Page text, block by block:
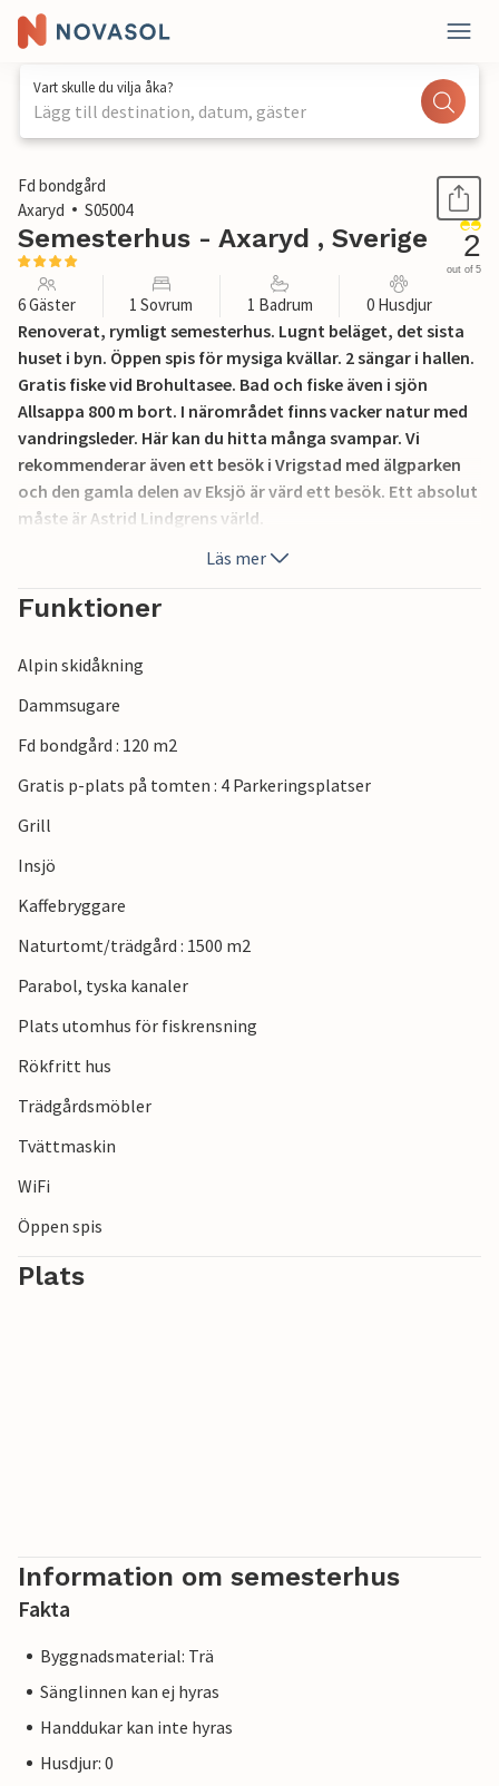
Vart skulle du vilja åka?
Lägg till destination, datum, gäster
1 / 21
Fd bondgård
Axaryd
S05004
Semesterhus - Axaryd , Sverige 2
out of 5
6 Gäster 1 Sovrum 1 Badrum 0 Husdjur
Renoverat, rymligt semesterhus. Lugnt beläget, det sista
huset i byn. Öppen spis för mysiga kvällar. 2 sängar i hallen.
Gratis fiske vid Brohultasee. Bad och fiske även i sjön
Allsappa 800 m bort. I närområdet finns vacker natur med
vandringsleder. Här kan du hitta många svampar. Vi
rekommenderar även ett besök i Vrigstad med älgparken
och den gamla delen av Eksjö är värd ett besök. Ett absolut
måste är Astrid Lindgrens värld.
Läs mer
Funktioner
Alpin skidåkning
Dammsugare
Fd bondgård : 120 m2
Gratis p-plats på tomten : 4 Parkeringsplatser
Grill
Insjö
Kaffebryggare
Naturtomt/trädgård : 1500 m2
Parabol, tyska kanaler
Plats utomhus för fiskrensning
Rökfritt hus
Trädgårdsmöbler
Tvättmaskin
WiFi
Öppen spis
Plats
Information om semesterhus
Fakta
Byggnadsmaterial: Trä
Sänglinnen kan ej hyras
Handdukar kan inte hyras
Husdjur: 0